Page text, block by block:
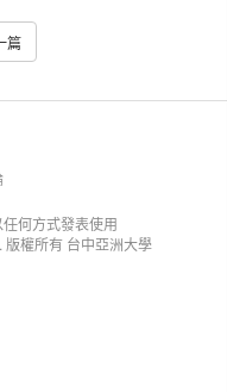
篇
何方式發表使用
權所有 台中亞洲大學